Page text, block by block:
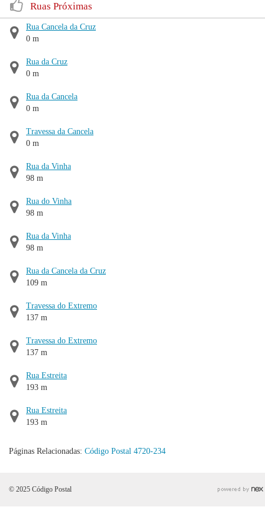
Ruas Próximas
Rua Cancela da Cruz
0 m
Rua da Cruz
0 m
Rua da Cancela
0 m
Travessa da Cancela
0 m
Rua da Vinha
98 m
Rua do Vinha
98 m
Rua da Vinha
98 m
Rua da Cancela da Cruz
109 m
Travessa do Extremo
137 m
Travessa do Extremo
137 m
Rua Estreita
193 m
Rua Estreita
193 m
Páginas Relacionadas: Código Postal 4720-234
© 2025 Código Postal